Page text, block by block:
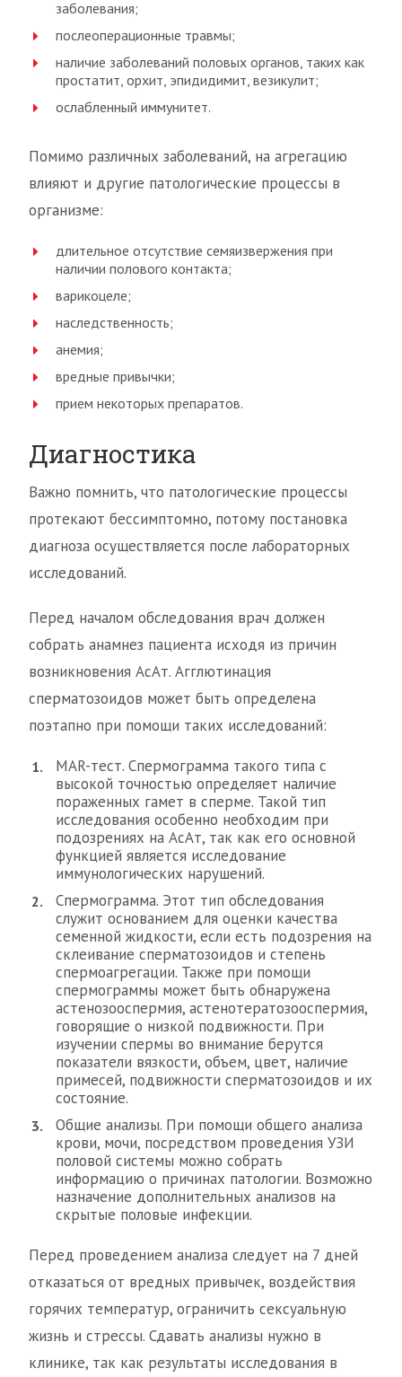
заболевания;
послеоперационные травмы;
наличие заболеваний половых органов, таких как
простатит, орхит, эпидидимит, везикулит;
ослабленный иммунитет.
Помимо различных заболеваний, на агрегацию
влияют и другие патологические процессы в
организме:
длительное отсутствие семяизвержения при
наличии полового контакта;
варикоцеле;
наследственность;
анемия;
вредные привычки;
прием некоторых препаратов.
Диагностика
Важно помнить, что патологические процессы
протекают бессимптомно, потому постановка
диагноза осуществляется после лабораторных
исследований.
Перед началом обследования врач должен
собрать анамнез пациента исходя из причин
возникновения АсАт. Агглютинация
сперматозоидов может быть определена
поэтапно при помощи таких исследований:
MAR-тест. Спермограмма такого типа с
высокой точностью определяет наличие
пораженных гамет в сперме. Такой тип
исследования особенно необходим при
подозрениях на АсАт, так как его основной
функцией является исследование
иммунологических нарушений.
Спермограмма. Этот тип обследования
служит основанием для оценки качества
семенной жидкости, если есть подозрения на
склеивание сперматозоидов и степень
спермоагрегации. Также при помощи
спермограммы может быть обнаружена
астенозооспермия, астенотератозооспермия,
говорящие о низкой подвижности. При
изучении спермы во внимание берутся
показатели вязкости, объем, цвет, наличие
примесей, подвижности сперматозоидов и их
состояние.
Общие анализы. При помощи общего анализа
крови, мочи, посредством проведения УЗИ
половой системы можно собрать
информацию о причинах патологии. Возможно
назначение дополнительных анализов на
скрытые половые инфекции.
Перед проведением анализа следует на 7 дней
отказаться от вредных привычек, воздействия
горячих температур, ограничить сексуальную
жизнь и стрессы. Сдавать анализы нужно в
клинике, так как результаты исследования в